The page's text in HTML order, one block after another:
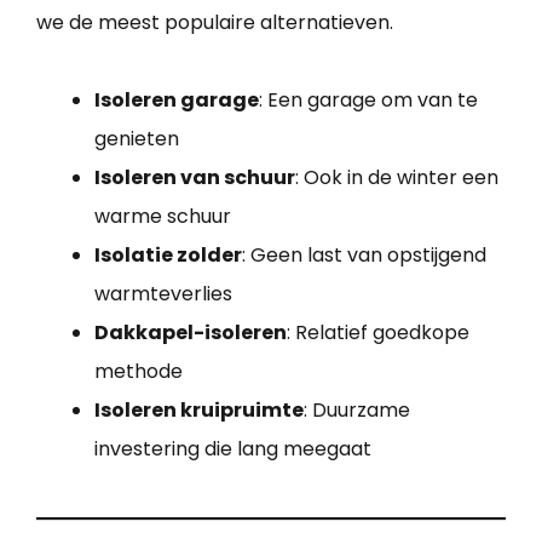
we de meest populaire alternatieven.
Isoleren garage: Een garage om van te
genieten
Isoleren van schuur: Ook in de winter een
warme schuur
Isolatie zolder: Geen last van opstijgend
warmteverlies
Dakkapel-isoleren: Relatief goedkope
methode
Isoleren kruipruimte: Duurzame
investering die lang meegaat